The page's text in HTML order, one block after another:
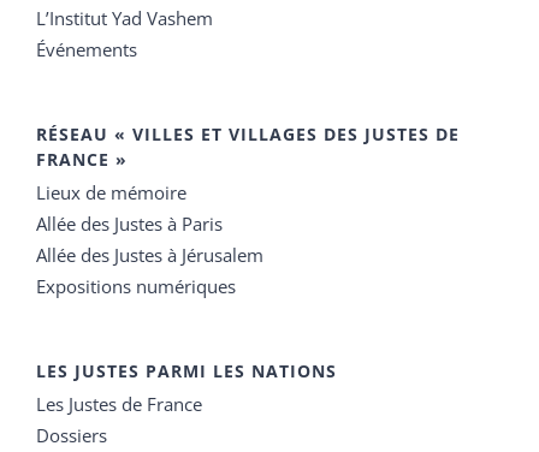
L’Institut Yad Vashem
Événements
RÉSEAU « VILLES ET VILLAGES DES JUSTES DE
FRANCE »
Lieux de mémoire
Allée des Justes à Paris
Allée des Justes à Jérusalem
Expositions numériques
LES JUSTES PARMI LES NATIONS
Les Justes de France
Dossiers